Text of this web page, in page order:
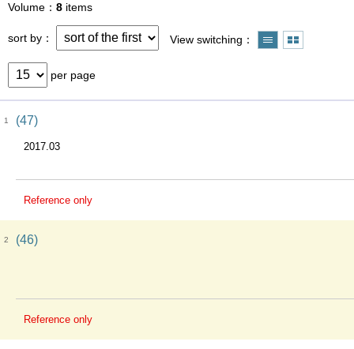
Volume 8 items
sort by View switching
per page
1 (47)
2017.03
Reference only
2 (46)
Reference only